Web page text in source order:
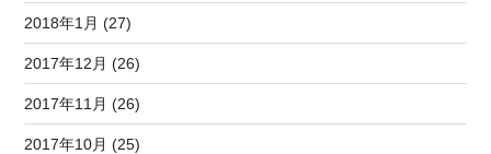
2018年1月 (27)
2017年12月 (26)
2017年11月 (26)
2017年10月 (25)